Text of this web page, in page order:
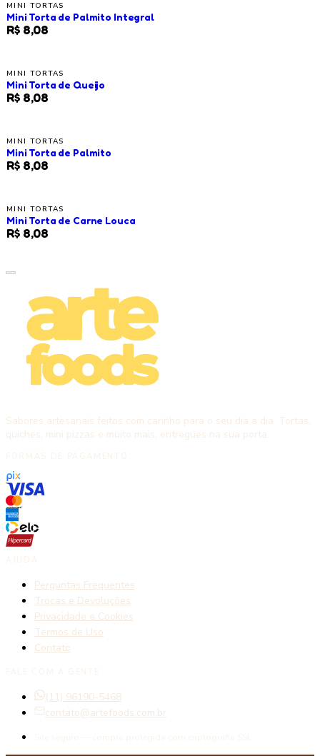
MINI TORTAS
Mini Torta de Palmito Integral
R$ 8,08
MINI TORTAS
Mini Torta de Queijo
R$ 8,08
MINI TORTAS
Mini Torta de Palmito
R$ 8,08
MINI TORTAS
Mini Torta de Carne Louca
R$ 8,08
Sabores artesanais feitos com carinho para o seu dia a dia. Tortas,
quiches, mini pizzas e muito mais, entregues na sua porta.
Perguntas Frequentes
Trocas e Devoluções
Privacidade e Cookies
Termos de Uso
Contato
(11) 96190-5468
contato@artefoods.com.br